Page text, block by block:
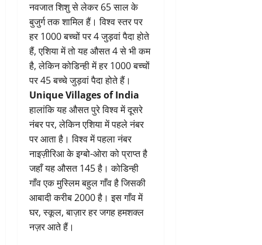
नवजात शिशु से लेकर 65 साल के
बुजुर्ग तक शामिल हैं। विश्व स्तर पर
हर 1000 बच्चों पर 4 जुड़वां पैदा होते
हैं, एशिया में तो यह औसत 4 से भी कम
है, लेकिन कोडिन्ही में हर 1000 बच्चों
पर 45 बच्चे जुड़वां पैदा होते हैं।
Unique Villages of India
हालांकि यह औसत पुरे विश्व में दूसरे
नंबर पर, लेकिन एशिया में पहले नंबर
पर आता है। विश्व में पहला नंबर
नाइज़ीरिआ के इग्बो-ओरा को प्राप्त है
जहाँ यह औसत 145 है। कोडिन्ही
गाँव एक मुस्लिम बहुल गाँव है जिसकी
आबादी करीब 2000 है। इस गाँव में
घर, स्कूल, बाज़ार हर जगह हमशक्ल
नज़र आते हैं।